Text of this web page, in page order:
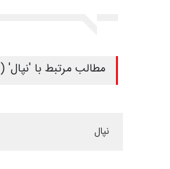
مطالب مرتبط با 'نپال' (1)